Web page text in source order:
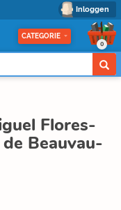
Inloggen
CATEGORIE
0
Flores-
Beauvau-